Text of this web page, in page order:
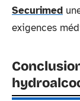
Securimed
exigences